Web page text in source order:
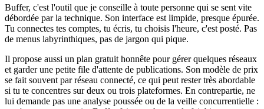
Buffer, c'est l'outil que je conseille à toute personne qui se sent vite
débordée par la technique. Son interface est limpide, presque épurée.
Tu connectes tes comptes, tu écris, tu choisis l'heure, c'est posté. Pas
de menus labyrinthiques, pas de jargon qui pique.
Il propose aussi un plan gratuit honnête pour gérer quelques réseaux
et garder une petite file d'attente de publications. Son modèle de prix
se fait souvent par réseau connecté, ce qui peut rester très abordable
si tu te concentres sur deux ou trois plateformes. En contrepartie, ne
lui demande pas une analyse poussée ou de la veille concurrentielle :